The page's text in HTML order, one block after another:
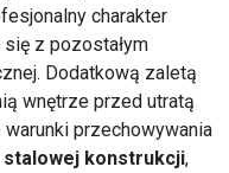
charakter
z pozostałym
Dodatkową zaletą
wnętrze przed utratą
przechowywania
stalowej konstrukcji,